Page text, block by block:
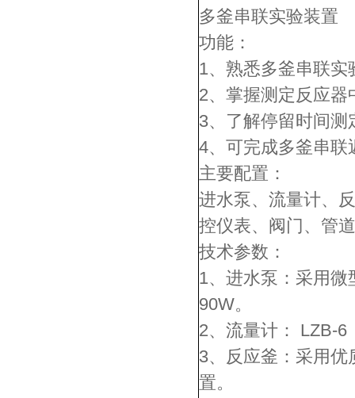
多釜串联实验装置
功能：
1、熟悉多釜串联
2、掌握测定反应
3、了解停留时间
4、可完成多釜串联
主要配置：
进水泵、流量计、
控仪表、阀门、管
技术参数：
1、进水泵：采用
90W。
2、流量计： LZB-6
3、反应釜：采用
置。